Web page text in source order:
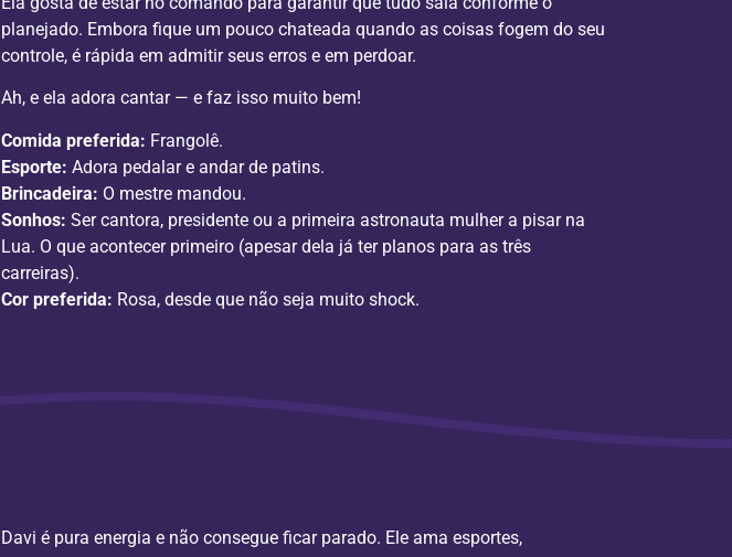
planejado. Embora fique um pouco chateada quando as coisas fogem do seu
controle, é rápida em admitir seus erros e em perdoar.
Ah, e ela adora cantar — e faz isso muito bem!
Comida preferida: Frangolê.
Esporte: Adora pedalar e andar de patins.
Brincadeira: O mestre mandou.
Sonhos: Ser cantora, presidente ou a primeira astronauta mulher a pisar na
Lua. O que acontecer primeiro (apesar dela já ter planos para as três
carreiras).
Cor preferida: Rosa, desde que não seja muito shock.
Davi é pura energia e não consegue ficar parado. Ele ama esportes,